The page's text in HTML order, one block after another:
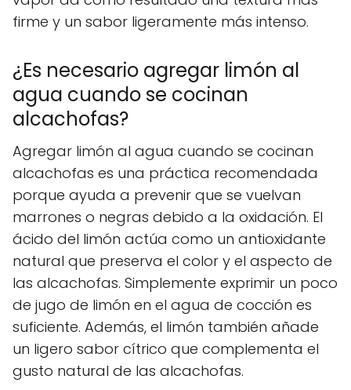
firme y un sabor ligeramente más intenso.
¿Es necesario agregar limón al
agua cuando se cocinan
alcachofas?
Agregar limón al agua cuando se cocinan
alcachofas es una práctica recomendada
porque ayuda a prevenir que se vuelvan
marrones o negras debido a la oxidación. El
ácido del limón actúa como un antioxidante
natural que preserva el color y el aspecto de
las alcachofas. Simplemente exprimir un poco
de jugo de limón en el agua de cocción es
suficiente. Además, el limón también añade
un ligero sabor cítrico que complementa el
gusto natural de las alcachofas.